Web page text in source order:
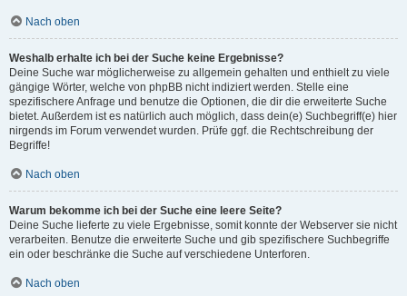
Nach oben
Weshalb erhalte ich bei der Suche keine Ergebnisse?
Deine Suche war möglicherweise zu allgemein gehalten und enthielt zu viele
gängige Wörter, welche von phpBB nicht indiziert werden. Stelle eine
spezifischere Anfrage und benutze die Optionen, die dir die erweiterte Suche
bietet. Außerdem ist es natürlich auch möglich, dass dein(e) Suchbegriff(e) hier
nirgends im Forum verwendet wurden. Prüfe ggf. die Rechtschreibung der
Begriffe!
Nach oben
Warum bekomme ich bei der Suche eine leere Seite?
Deine Suche lieferte zu viele Ergebnisse, somit konnte der Webserver sie nicht
verarbeiten. Benutze die erweiterte Suche und gib spezifischere Suchbegriffe
ein oder beschränke die Suche auf verschiedene Unterforen.
Nach oben